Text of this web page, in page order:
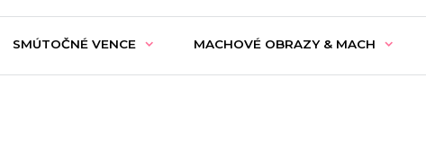
SMÚTOČNÉ VENCE MACHOVÉ OBRAZY & MACH